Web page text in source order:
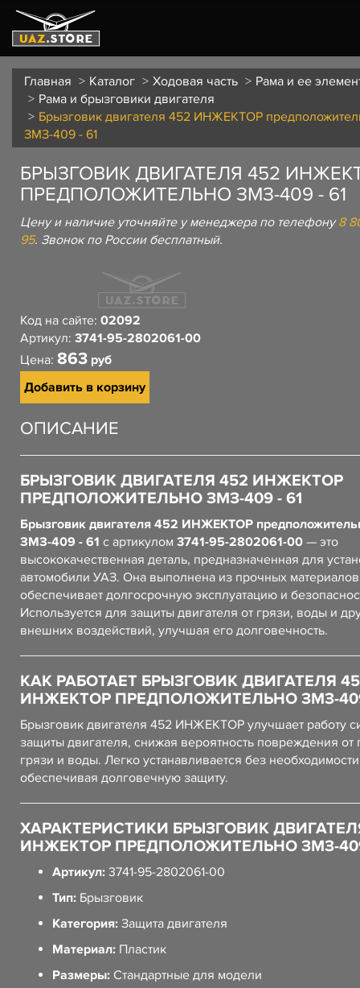
Главная Каталог Ходовая часть
Рама и ее
Рама и брызговики двигателя
Брызговик двигателя 452 ИНЖЕКТОР
ЗМЗ-409 - 61
БРЫЗГОВИК ДВИГАТЕЛЯ 452
ПРЕДПОЛОЖИТЕЛЬНО ЗМЗ-409 - 61
Цену и наличие уточняйте у менеджера по телефону8
95. Звонок по России бесплатный.
Код на сайте: 02092
Артикул: 3741-95-2802061-00
Цена: 863 руб
Добавить в корзину
ОПИСАНИЕ
БРЫЗГОВИК ДВИГАТЕЛЯ 452 ИНЖЕКТОР
ПРЕДПОЛОЖИТЕЛЬНО ЗМЗ-409 - 61
Брызговик двигателя 452 ИНЖЕКТОР
ЗМЗ-409 - 61 с артикулом 3741-95-2802061-00 — это
высококачественная деталь, предназначенная для
автомобили УАЗ. Она выполнена из прочных
обеспечивает долгосрочную эксплуатацию и
Используется для защиты двигателя от грязи, воды и
внешних воздействий, улучшая его долговечность.
КАК РАБОТАЕТ БРЫЗГОВИК ДВИГАТЕЛЯ
ИНЖЕКТОР ПРЕДПОЛОЖИТЕЛЬНО ЗМЗ-
Брызговик двигателя 452 ИНЖЕКТОР улучшает работу
защиты двигателя, снижая вероятность повреждения от
грязи и воды. Легко устанавливается без
обеспечивая долговечную защиту.
ХАРАКТЕРИСТИКИ БРЫЗГОВИК
ИНЖЕКТОР ПРЕДПОЛОЖИТЕЛЬНО ЗМЗ-
Артикул: 3741-95-2802061-00
Тип: Брызговик
Категория: Защита двигателя
Материал: Пластик
Размеры: Стандартные для модели